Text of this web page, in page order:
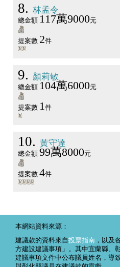
8 林孟令
總金額 117萬9000元
提案數 2件
9 顏莉敏
總金額 104萬6000元
提案數 1件
10 黃守達
總金額 99萬8000元
提案數 4件
本網站資料來源：
建議款的資料來自投票指南 ，以及
方建設建議事項」。其中宜蘭縣、
建議事項文件中公布議員姓名，導